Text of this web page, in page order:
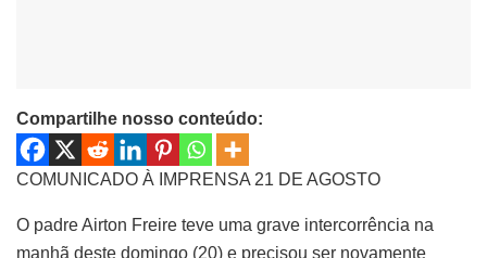
Compartilhe nosso conteúdo:
COMUNICADO À IMPRENSA 21 DE AGOSTO
O padre Airton Freire teve uma grave intercorrência na
manhã deste domingo (20) e precisou ser novamente